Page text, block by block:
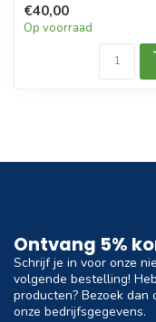
€40,00
Op voorraad
Ontvang 5%
Schrijf je in voor onze
volgende bestelling!
producten? Bezoek dan
onze bedrijfsgegevens.